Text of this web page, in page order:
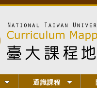
通識課程